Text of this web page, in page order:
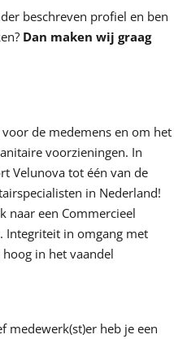
beschreven profiel en ben
Dan maken wij graag
de medemens en om het
voorzieningen. In
Velunova tot één van de
in Nederland!
naar een Commercieel
Integriteit in omgang met
hoog in het vaandel
medewerk(st)er heb je een